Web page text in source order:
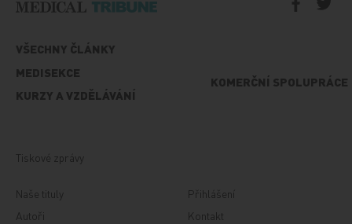
VŠECHNY ČLÁNKY
MEDISEKCE
KURZY A VZDĚLÁVÁNÍ
KOMERČNÍ SPOLUPRÁCE
Tiskové zprávy
Naše tituly
Autoři
Přihlášení
Kontakt